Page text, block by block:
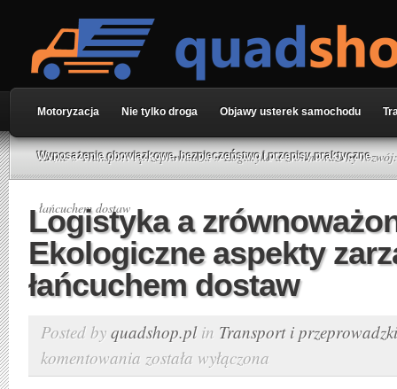
Motoryzacja Nie tylko droga Objawy usterek samochodu
Wyposażenie obowiązkowe, bezpieczeństwo i przepisy praktyczne
Home»Transport i przeprowadzki» Logistyka a zrównoważony
łańcuchem dostaw
Logistyka a
Ekologiczne aspekty
łańcuchem dostaw
Posted by quadshop.plin Transport i przeprowadzki
komentowania Logistyka
a
została wyłączona